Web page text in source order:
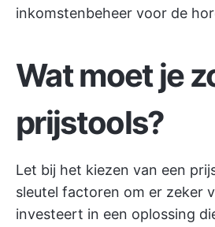
inkomstenbeheer voor de
Wat moet je
prijstools?
Let bij het kiezen van een
sleutel factoren om er zeker
investeert in een oplossing